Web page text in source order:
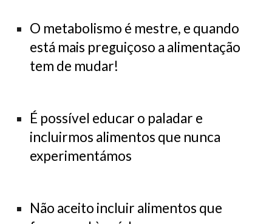
O metabolismo é mestre, e quando
está mais preguiçoso a alimentação
tem de mudar!
É possível educar o paladar e
incluirmos alimentos que nunca
experimentámos
​Não aceito incluir alimentos que